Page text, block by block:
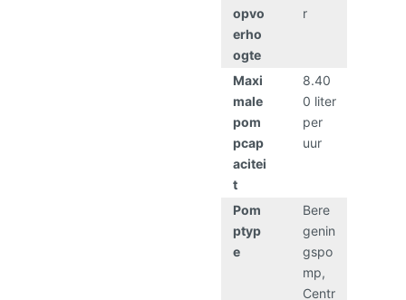
opvo
erho
ogte
r
Maxi
male
pom
pcap
acitei
t
8.40
0 liter
per
uur
Pom
ptyp
e
Bere
genin
gspo
mp,
Centr